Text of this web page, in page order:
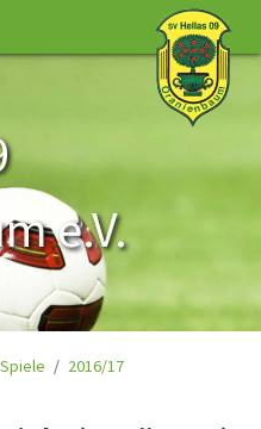
e.V.
Spiele
2016/17